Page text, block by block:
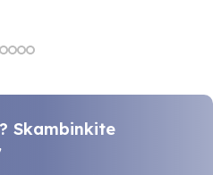
Skambinkite